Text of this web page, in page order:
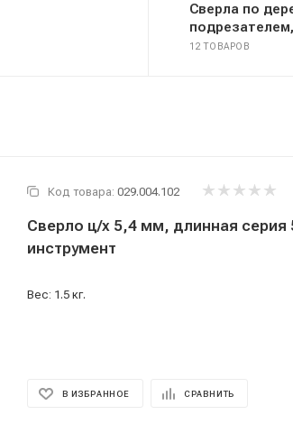
Сверла по
12 ТОВАРОВ
Код товара: 029.004.102
Сверло ц/х 5,4 мм, длинная серия
инструмент
Вес: 1.5 кг.
В ИЗБРАННОЕ СРАВНИТЬ